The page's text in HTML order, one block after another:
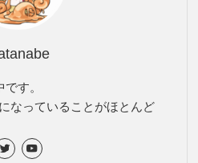
す。
なっていることがほとんど